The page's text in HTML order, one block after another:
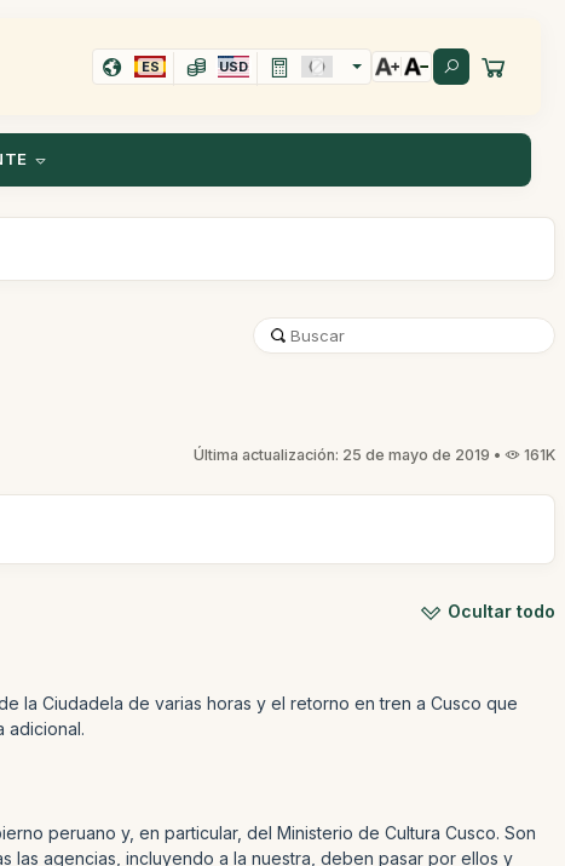
ES USD
Última actualización: 25 de mayo de 2019 • 161K
Ocultar todo
la Ciudadela de varias horas y el retorno en tren a Cusco que
adicional.
peruano y, en particular, del Ministerio de Cultura Cusco. Son
las agencias, incluyendo a la nuestra, deben pasar por ellos y